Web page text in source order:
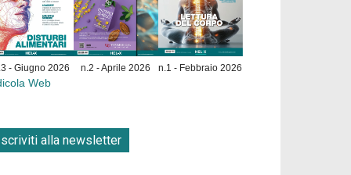
- Giugno 2026 n.2 - Aprile 2026 n.1 - Febbraio 2026
Web
alla newsletter